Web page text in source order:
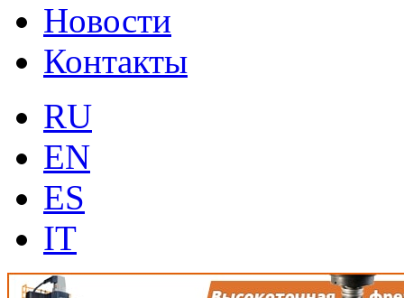
Новости
Контакты
RU
EN
ES
IT